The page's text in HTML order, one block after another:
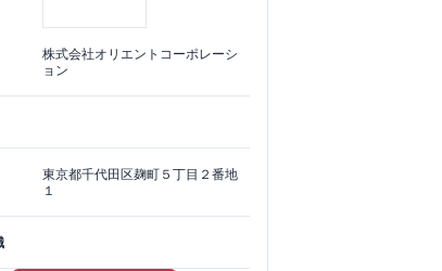
株式会社オリエントコーポレーシ
ョン
東京都千代田区麹町５丁目２番地
１